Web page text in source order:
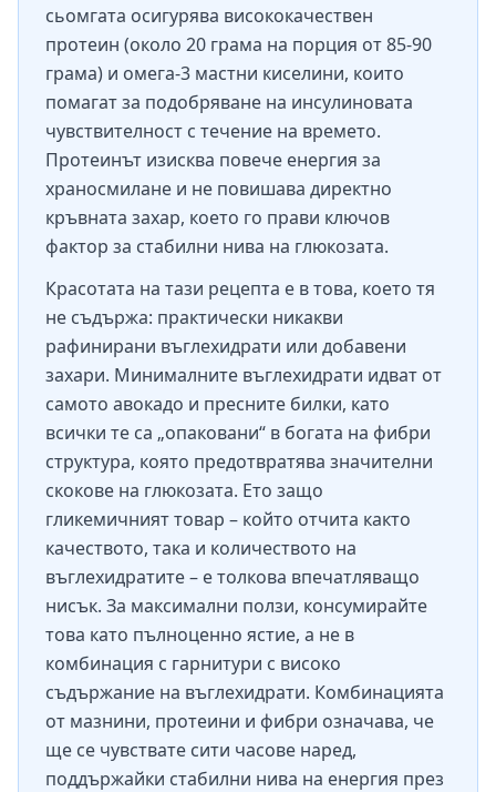
сьомгата осигурява висококачествен
протеин (около 20 грама на порция от 85-90
грама) и омега-3 мастни киселини, които
помагат за подобряване на инсулиновата
чувствителност с течение на времето.
Протеинът изисква повече енергия за
храносмилане и не повишава директно
кръвната захар, което го прави ключов
фактор за стабилни нива на глюкозата.
Красотата на тази рецепта е в това, което тя
не съдържа: практически никакви
рафинирани въглехидрати или добавени
захари. Минималните въглехидрати идват от
самото авокадо и пресните билки, като
всички те са „опаковани“ в богата на фибри
структура, която предотвратява значителни
скокове на глюкозата. Ето защо
гликемичният товар – който отчита както
качеството, така и количеството на
въглехидратите – е толкова впечатляващо
нисък. За максимални ползи, консумирайте
това като пълноценно ястие, а не в
комбинация с гарнитури с високо
съдържание на въглехидрати. Комбинацията
от мазнини, протеини и фибри означава, че
ще се чувствате сити часове наред,
поддържайки стабилни нива на енергия през